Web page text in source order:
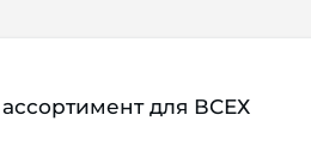
для ВСЕХ